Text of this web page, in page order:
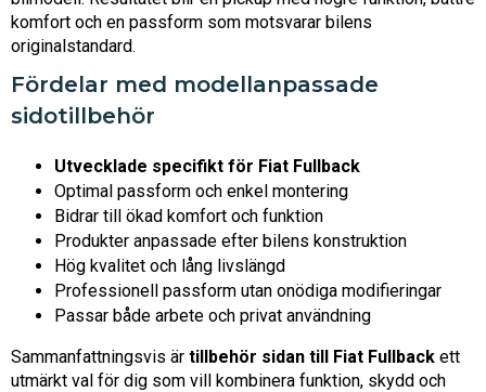
komfort och en passform som motsvarar bilens
originalstandard.
Fördelar med modellanpassade
sidotillbehör
Utvecklade specifikt för Fiat Fullback
Optimal passform och enkel montering
Bidrar till ökad komfort och funktion
Produkter anpassade efter bilens konstruktion
Hög kvalitet och lång livslängd
Professionell passform utan onödiga modifieringar
Passar både arbete och privat användning
Sammanfattningsvis är tillbehör sidan till Fiat Fullback ett
utmärkt val för dig som vill kombinera funktion, skydd och